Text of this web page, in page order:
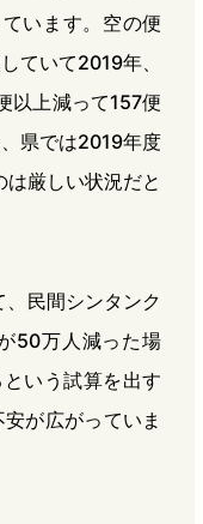
います。空の便
ていて2019年、
以上減って157便
県では2019年度
厳しい状況だと
民間シンタンク
50万人減った場
いう試算を出す
が広がっていま